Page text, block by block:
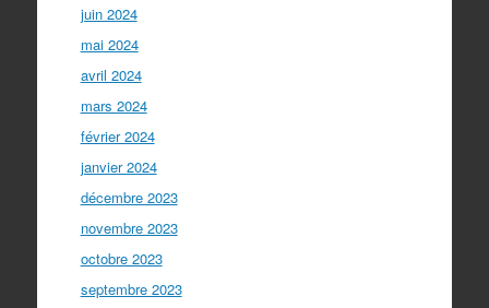
juin 2024
mai 2024
avril 2024
mars 2024
février 2024
janvier 2024
décembre 2023
novembre 2023
octobre 2023
septembre 2023